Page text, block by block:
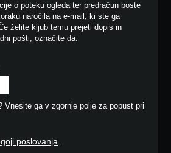
o poteku ogleda ter predračun boste
naročila na e-mail, ki ste ga
želite kljub temu prejeti dopis in
pošti, označite da.
Vnesite ga v zgornje polje za popust pri
poslovanja.